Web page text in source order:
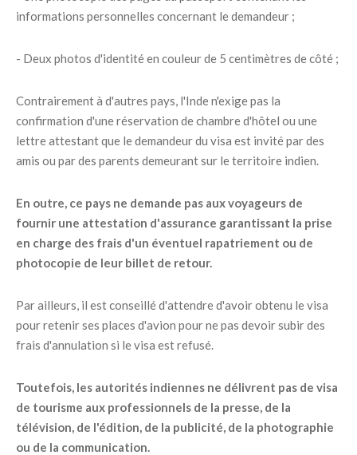
informations personnelles concernant le demandeur ;
- Deux photos d'identité en couleur de 5 centimètres de côté ;
Contrairement à d'autres pays, l'Inde n'exige pas la
confirmation d'une réservation de chambre d'hôtel ou une
lettre attestant que le demandeur du visa est invité par des
amis ou par des parents demeurant sur le territoire indien.
En outre, ce pays ne demande pas aux voyageurs de
fournir une attestation d'assurance garantissant la prise
en charge des frais d'un éventuel rapatriement ou de
photocopie de leur billet de retour.
Par ailleurs, il est conseillé d'attendre d'avoir obtenu le visa
pour retenir ses places d'avion pour ne pas devoir subir des
frais d'annulation si le visa est refusé.
Toutefois, les autorités indiennes ne délivrent pas de visa
de tourisme aux professionnels de la presse, de la
télévision, de l'édition, de la publicité, de la photographie
ou de la communication.